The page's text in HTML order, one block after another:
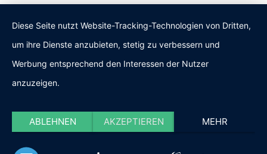
Diese Seite nutzt Website-Tracking-Technologien von Dritten,
um ihre Dienste anzubieten, stetig zu verbessern und
Werbung entsprechend den Interessen der Nutzer
anzuzeigen.
ABLEHNEN AKZEPTIEREN MEHR